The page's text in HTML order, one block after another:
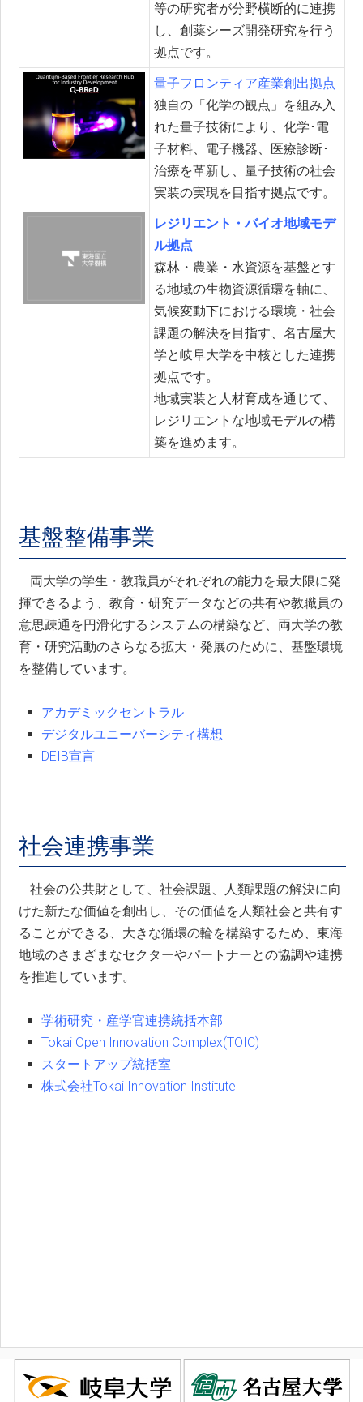
等の研究者が分野横断的に連携
し、創薬シーズ開発研究を行う
拠点です。
量子フロンティア産業創出拠点
独自の「化学の観点」を組み入
れた量子技術により、化学･電
子材料、電子機器、医療診断･
治療を革新し、量子技術の社会
実装の実現を目指す拠点です。
レジリエント・バイオ地域モデ
ル拠点
森林・農業・水資源を基盤とす
る地域の生物資源循環を軸に、
気候変動下における環境・社会
課題の解決を目指す、名古屋大
学と岐阜大学を中核とした連携
拠点です。
地域実装と人材育成を通じて、
レジリエントな地域モデルの構
築を進めます。
基盤整備事業
両大学の学生・教職員がそれぞれの能力を最大限に発
揮できるよう、教育・研究データなどの共有や教職員の
意思疎通を円滑化するシステムの構築など、両大学の教
育・研究活動のさらなる拡大・発展のために、基盤環境
を整備しています。
アカデミックセントラル
デジタルユニーバーシティ構想
DEIB宣言
社会連携事業
社会の公共財として、社会課題、人類課題の解決に向
けた新たな価値を創出し、その価値を人類社会と共有す
ることができる、大きな循環の輪を構築するため、東海
地域のさまざまなセクターやパートナーとの協調や連携
を推進しています。
学術研究・産学官連携統括本部
Tokai Open Innovation Complex(TOIC)
スタートアップ統括室
株式会社Tokai Innovation Institute